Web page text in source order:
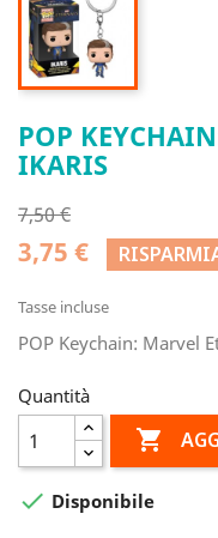
POP
IKARIS
7,50 €
3,75 €
Tasse incluse
POP Keychain: Marvel
Quantità

 Disponibile